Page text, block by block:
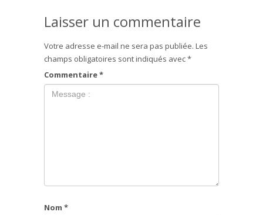
Laisser un commentaire
Votre adresse e-mail ne sera pas publiée. Les
champs obligatoires sont indiqués avec*
Commentaire*
Nom *